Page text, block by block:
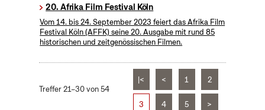
20. Afrika Film Festival Köln
Vom 14. bis 24. September 2023 feiert das Afrika Film
Festival Köln (AFFK) seine 20. Ausgabe mit rund 85
historischen und zeitgenössischen Filmen.
Treffer 21–30 von 54
|< < 1 2
3 4 5 >